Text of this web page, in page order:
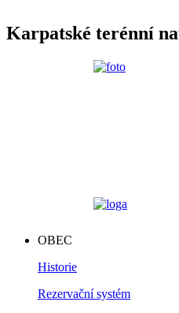
Karpatské terénní
OBEC
Historie
Rezervační systém